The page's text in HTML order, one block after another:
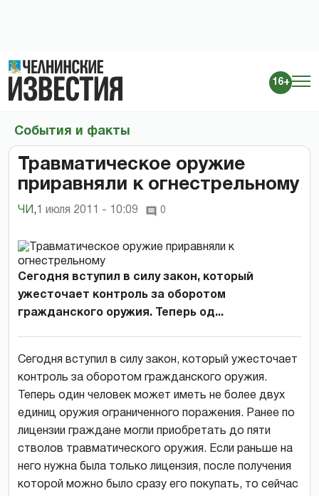
16+
События и факты
Травматическое оружие
приравняли к огнестрельному
ЧИ , 1 июля 2011 - 10:09 0
Сегодня вступил в силу закон, который
ужесточает контроль за оборотом
гражданского оружия. Теперь од...
Сегодня вступил в силу закон, который ужесточает
контроль за оборотом гражданского оружия.
Теперь один человек может иметь не более двух
единиц оружия ограниченного поражения. Ранее по
лицензии граждане могли приобретать до пяти
стволов травматического оружия. Если раньше на
него нужна была только лицензия, после получения
которой можно было сразу его покупать, то сейчас